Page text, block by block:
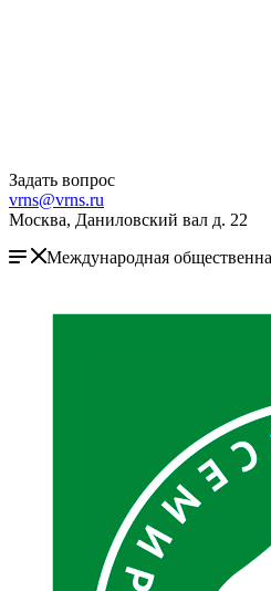
Задать вопрос
vrns@vrns.ru
Москва, Даниловский вал д. 22
Международная